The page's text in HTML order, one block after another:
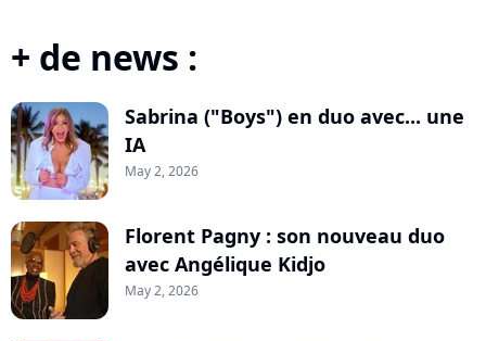
+ de news :
Sabrina ("Boys") en duo avec... une
IA
May 2, 2026
Florent Pagny : son nouveau duo
avec Angélique Kidjo
May 2, 2026